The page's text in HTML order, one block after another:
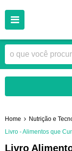
Home
Nutrição e
Livro - Alimentos que
Livro